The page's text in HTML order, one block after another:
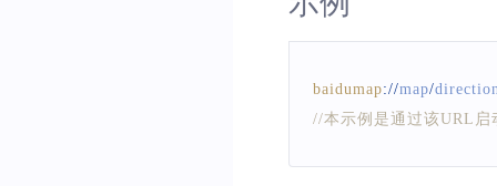
baidumap://map/
//本示例是通过该URL启